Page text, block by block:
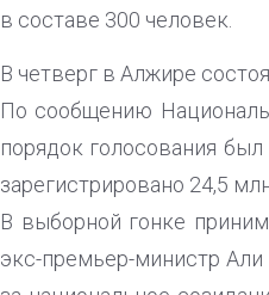
в составе 300 человек.
В четверг в Алжире
По сообщению
порядок голосования
зарегистрировано 24,5
В выборной гонке
экс-премьер-министр